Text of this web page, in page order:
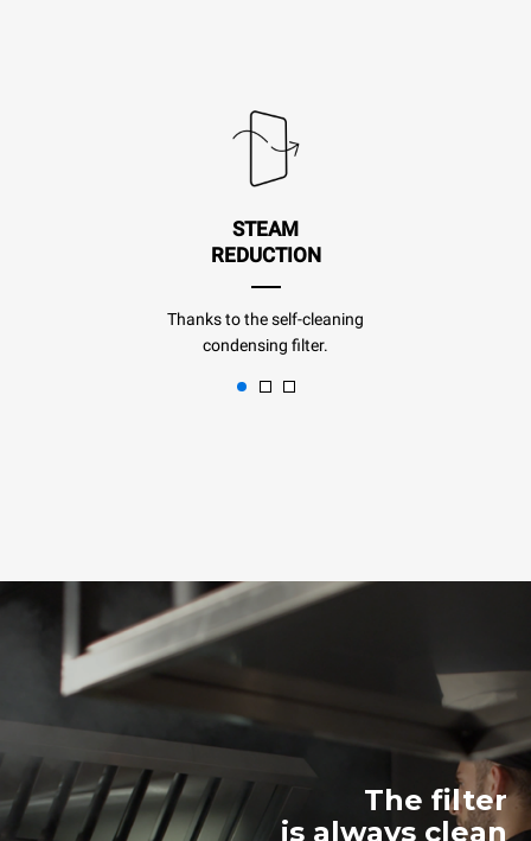
STEAM
REDUCTION
Thanks to the self-cleaning
condensing filter.
The filter
is always clean